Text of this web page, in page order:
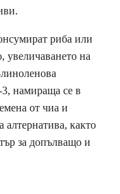
риба или
увеличаването на
намираща се в
от чиа и
както
за допълващо и